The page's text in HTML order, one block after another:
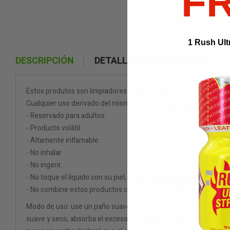
DESCRIPCIÓN DETALLES DEL PRODUCTO
Estos produtos son limpiadores de cueros (leather cleaners).
Cualquier uso derivado del mismo es responsabilidad del
- Reservado para adultos.
- Producto volátil.
- Altamente inflamable.
- No inhalar.
- No ingerir.
- No toque el líquido con su piel, ya que esto puede provocar
- No combine estos productos con productos como Viagra o
Modo de uso: use un paño suave y limpio o un hisopo de
suave y seco, absorba el exceso de líquido. Deja que el cuero
1 Rush